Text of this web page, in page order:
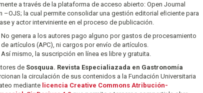
a través de la plataforma de acceso abierto: Open Journal
–OJS; la cual permite consolidar una gestión editorial eﬁciente para
y actor interviniente en el proceso de publicación.
No genera a los autores pago alguno por gastos de procesamiento
de artículos (APC), ni cargos por envío de artículos.
Así mismo, la suscripción en línea es libre y gratuita.
de Sosquua. Revista Especialiazada en Gastronomía
la circulación de sus contenidos a la Fundación Universitaria
mediante licencia Creative Commons Atribución-